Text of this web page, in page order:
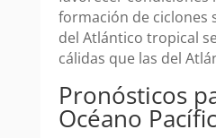
formación de ciclones
del Atlántico tropical
cálidas que las del
Pronósticos
Océano